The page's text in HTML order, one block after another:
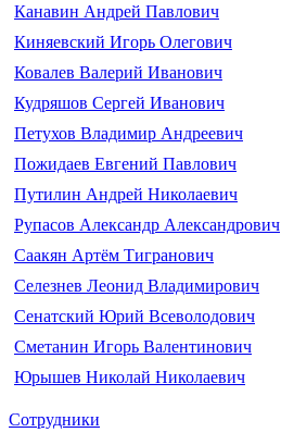
Канавин Андрей Павлович
Киняевский Игорь Олегович
Ковалев Валерий Иванович
Кудряшов Сергей Иванович
Петухов Владимир Андреевич
Пожидаев Евгений Павлович
Путилин Андрей Николаевич
Рупасов Александр Александрович
Саакян Артём Тигранович
Селезнев Леонид Владимирович
Сенатский Юрий Всеволодович
Сметанин Игорь Валентинович
Юрышев Николай Николаевич
Сотрудники